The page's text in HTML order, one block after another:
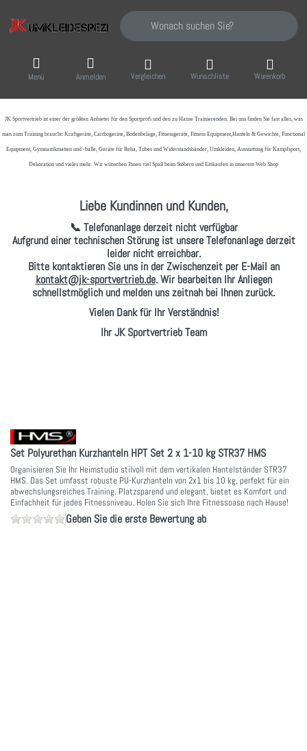
Geben Sie einen Suchbegriff ein. Während
Menü Anmelden Vergleichen Wunschliste Warenkorb
JK Sportvertrieb ist einer der größten Anbieter für den Sportprofi und den zu Hause Trainierenden. Bei uns finden Sie fast alles, was
man zum Training braucht: Kraftgeräte, Cardiogeräte, Bodenbeläge, Fitnessgeräte, Fitness Equipment,Hanteln & Gewichte, Functional
Equipment, Gymnastikmatten und -bälle, Geräte für Reha, Tubes und Widerstandsbänder, Umkleiden, Ausstattung für Kampfsport,
Dekoration und vieles mehr. Wir wünschen Ihnen viel Spaß beim Stöbern und Einkaufen in unserem Web Shop
Liebe Kundinnen und Kunden,
📞 Telefonanlage derzeit nicht verfügbar
Aufgrund einer technischen Störung ist unsere Telefonanlage derzeit
leider nicht erreichbar.
Bitte kontaktieren Sie uns in der Zwischenzeit per E-Mail an
kontakt@jk-sportvertrieb.de. Wir bearbeiten Ihr Anliegen
schnellstmöglich und melden uns zeitnah bei Ihnen zurück.
Vielen Dank für Ihr Verständnis!
Ihr JK Sportvertrieb Team
Set Polyurethan Kurzhanteln HPT Set 2 x 1-10 kg STR37 HMS
Organisieren Sie Ihr Heimstudio stilvoll mit dem vertikalen Hantelständer STR37
HMS. Das Set umfasst robuste PU-Kurzhanteln von 2x1 bis 10 kg, perfekt für ein
abwechslungsreiches Training. Platzsparend und elegant, bietet es Komfort und
Einfachheit für jedes Fitnessniveau. Holen Sie sich Ihre Fitnessoase nach Hause!
Geben Sie die erste Bewertung ab